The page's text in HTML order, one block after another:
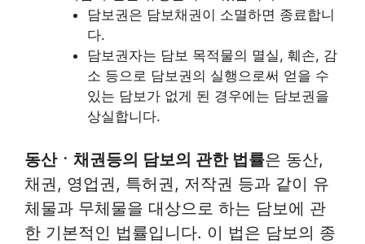
담보권은 담보채권이 소멸하면 종료합니
다.
담보권자는 담보 목적물의 멸실, 훼손, 감
소 등으로 담보권의 실행으로써 얻을 수
있는 담보가 없게 된 경우에는 담보권을
상실합니다.
동산ㆍ채권등의 담보의 관한 법률은 동산,
채권, 영업권, 특허권, 저작권 등과 같이 유
체물과 무체물을 대상으로 하는 담보에 관
한 기본적인 법률입니다. 이 법은 담보의 종